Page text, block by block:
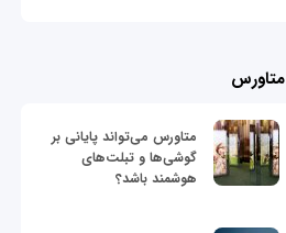
متاورس
متاورس می‌تواند پایانی بر
گوشی‌ها و تبلت‌های
هوشمند باشد؟